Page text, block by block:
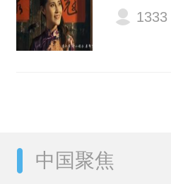
1333
中国聚焦